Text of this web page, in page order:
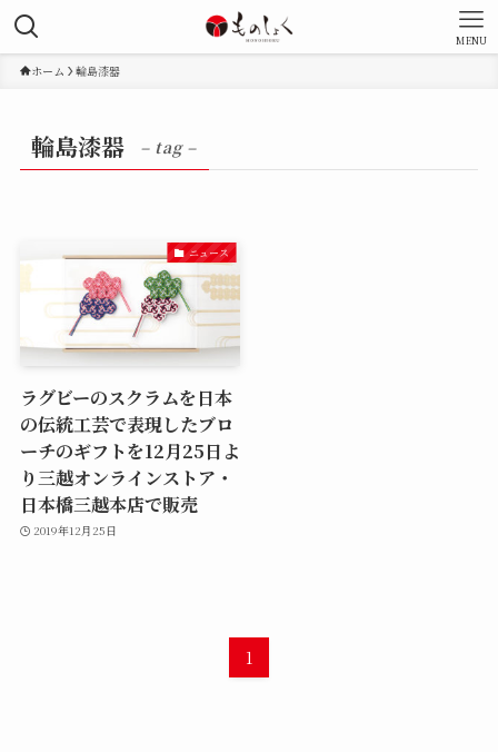
MENU
ホーム 輪島漆器
輪島漆器 – tag –
ニュース
ラグビーのスクラムを日本
の伝統工芸で表現したブロ
ーチのギフトを12月25日よ
り三越オンラインストア・
日本橋三越本店で販売
2019年12月25日
1